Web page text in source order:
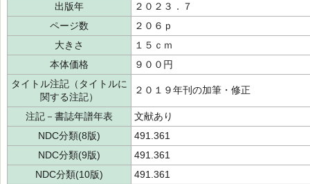
出版年
２０２３．７
ページ数
２０６ｐ
大きさ
１５ｃｍ
本体価格
９００円
タイトル注記（タイトルに
関する注記）
２０１９年刊の加筆・修正
注記－書誌年譜年表
文献あり
NDC分類(8版)
491.361
NDC分類(9版)
491.361
NDC分類(10版)
491.361